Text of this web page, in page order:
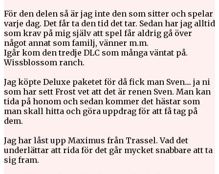
För den delen så är jag inte den som sitter och spelar
varje dag. Det får ta den tid det tar. Sedan har jag alltid
som krav på mig själv att spel får aldrig gå över
något annat som familj, vänner m.m.
Igår kom den tredje DLC som många väntat på.
Wissblossom ranch.
Jag köpte Deluxe paketet för då fick man Sven.... ja ni
som har sett Frost vet att det är renen Sven. Man kan
tida på honom och sedan kommer det hästar som
man skall hitta och göra uppdrag för att få tag på
dem.
Jag har låst upp Maximus från Trassel. Vad det
underlättar att rida för det går mycket snabbare att ta
sig fram.